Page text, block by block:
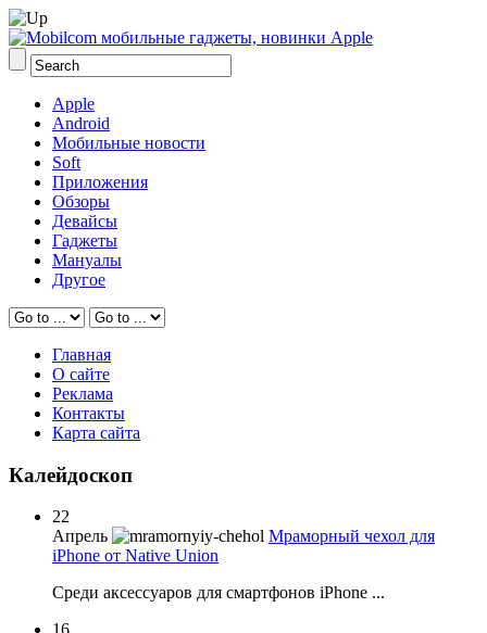
Apple
Android
Мобильные новости
Soft
Приложения
Обзоры
Девайсы
Гаджеты
Мануалы
Другое
Главная
О сайте
Реклама
Контакты
Карта сайта
Калейдоскоп
22
Апрель
Мраморный чехол для
iPhone от Native Union
Среди аксессуаров для смартфонов iPhone ...